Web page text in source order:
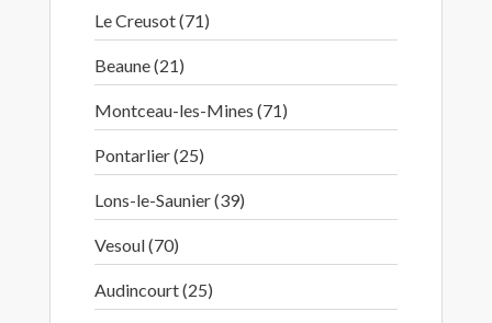
Le Creusot (71)
Beaune (21)
Montceau-les-Mines (71)
Pontarlier (25)
Lons-le-Saunier (39)
Vesoul (70)
Audincourt (25)